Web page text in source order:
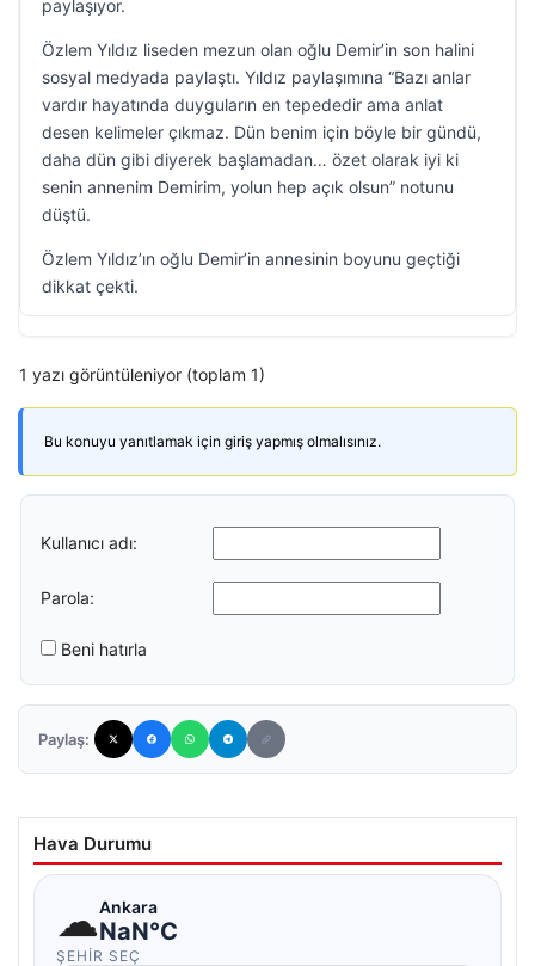
paylaşıyor.
Özlem Yıldız liseden mezun olan oğlu Demir’in son halini
sosyal medyada paylaştı. Yıldız paylaşımına “Bazı anlar
vardır hayatında duyguların en tepededir ama anlat
desen kelimeler çıkmaz. Dün benim için böyle bir gündü,
daha dün gibi diyerek başlamadan… özet olarak iyi ki
senin annenim Demirim, yolun hep açık olsun” notunu
düştü.
Özlem Yıldız’ın oğlu Demir’in annesinin boyunu geçtiği
dikkat çekti.
1 yazı görüntüleniyor (toplam 1)
Bu konuyu yanıtlamak için giriş yapmış olmalısınız.
Kullanıcı adı:
Parola:
Beni hatırla
Paylaş:
Hava Durumu
☁Ankara
NaN°C
ŞEHIR SEÇ